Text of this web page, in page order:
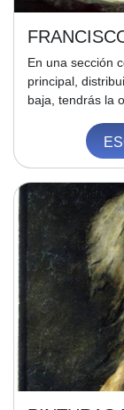
En una sección
principal,
baja, tendrás la